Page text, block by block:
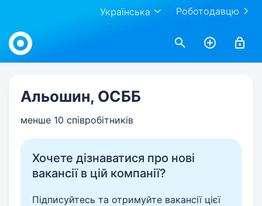
Роботодавцю
Українська
Work.ua
Альошин, ОСББ
менше 10 співробітників
Хочете дізнаватися про нові
вакансії в цій компанії?
Підписуйтесь та отримуйте вакансії цієї